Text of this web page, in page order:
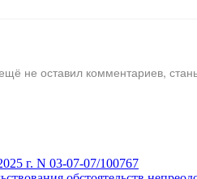
не оставил комментариев,
г. N 03-07-07/100767